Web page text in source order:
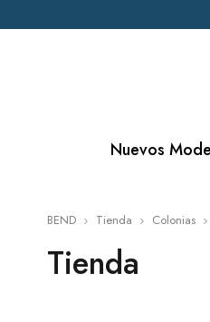
Nuevos
BEND Tienda Colonias
Tienda